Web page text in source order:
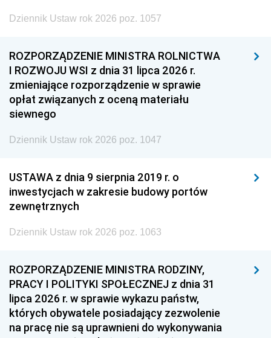
Dziennik Ustaw rok 2026 poz. 1057
ROZPORZĄDZENIE MINISTRA ROLNICTWA
I ROZWOJU WSI z dnia 31 lipca 2026 r.
zmieniające rozporządzenie w sprawie
opłat związanych z oceną materiału
siewnego
Dziennik Ustaw rok 2026 poz. 1047
USTAWA z dnia 9 sierpnia 2019 r. o
inwestycjach w zakresie budowy portów
zewnętrznych
Dziennik Ustaw rok 2026 poz. 1063
ROZPORZĄDZENIE MINISTRA RODZINY,
PRACY I POLITYKI SPOŁECZNEJ z dnia 31
lipca 2026 r. w sprawie wykazu państw,
których obywatele posiadający zezwolenie
na pracę nie są uprawnieni do wykonywania